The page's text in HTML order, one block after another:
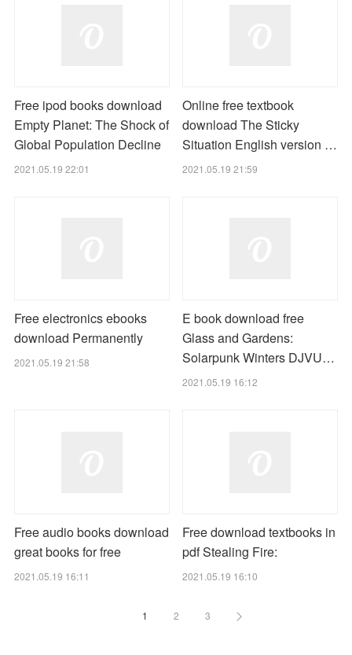
Free ipod books download
Empty Planet: The Shock of
Global Population Decline
2021.05.19 22:01
Online free textbook
download The Sticky
Situation English version …
2021.05.19 21:59
Free electronics ebooks
download Permanently
2021.05.19 21:58
E book download free
Glass and Gardens:
Solarpunk Winters DJVU…
2021.05.19 16:12
Free audio books download
great books for free
2021.05.19 16:11
Free download textbooks in
pdf Stealing Fire:
2021.05.19 16:10
1 2 3